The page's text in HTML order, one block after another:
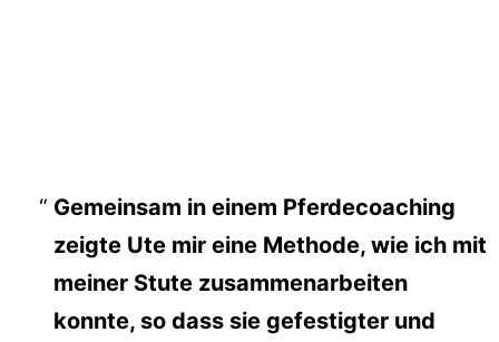
Gemeinsam in einem Pferdecoaching
zeigte Ute mir eine Methode, wie ich mit
meiner Stute zusammenarbeiten
konnte, so dass sie gefestigter und